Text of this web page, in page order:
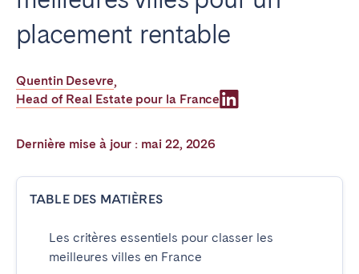
placement rentable
Quentin Desevre,
Head of Real Estate pour la France
Dernière mise à jour : mai 22, 2026
TABLE DES MATIÈRES
Les critères essentiels pour classer les
meilleures villes en France
Poitiers
La Réunion
Strasbourg
Toulouse
Dublin
SAUDI ARABIA
Riyadh